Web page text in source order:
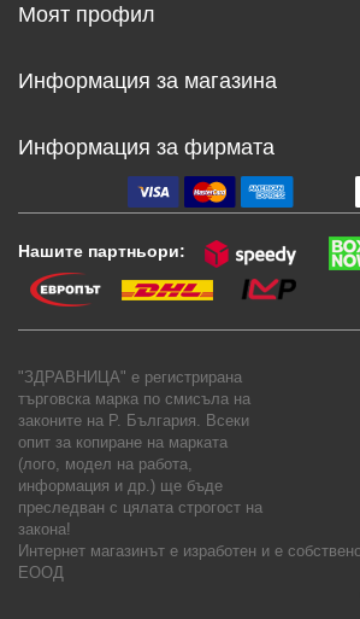
Моят профил
Информация за магазина
Информация за фирмата
Нашите партньори:
"ЗДРАВНИЦА" е регистрирана
търговска марка по смисъла на
законите на Р. България. Всеки
опит за копиране на марката
(лого, модел на работа,
информация и др.) ще бъде
преследван с цялата строгост на
закона!
Интернет магазинът е изработен и е
ЕООД